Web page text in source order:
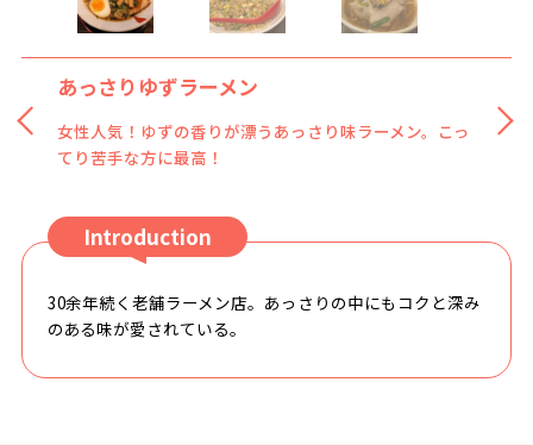
あっさりゆずラーメン
女性人気！ゆずの香りが漂うあっさり味ラーメン。こっ
てり苦手な方に最高！
Introduction
30余年続く老舗ラーメン店。あっさりの中にもコクと深み
のある味が愛されている。